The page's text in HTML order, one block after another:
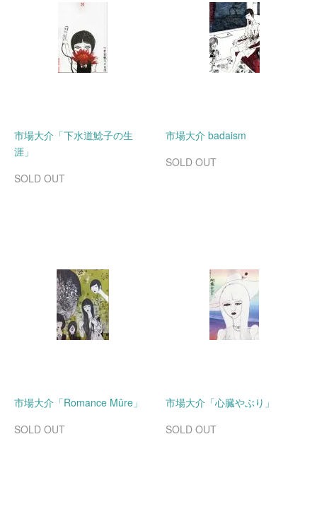
市場大介「下水道鯰子の生
涯」
SOLD OUT
市場大介 badaism
SOLD OUT
市場大介「Romance Mûre」
SOLD OUT
市場大介「心臓やぶり」
SOLD OUT